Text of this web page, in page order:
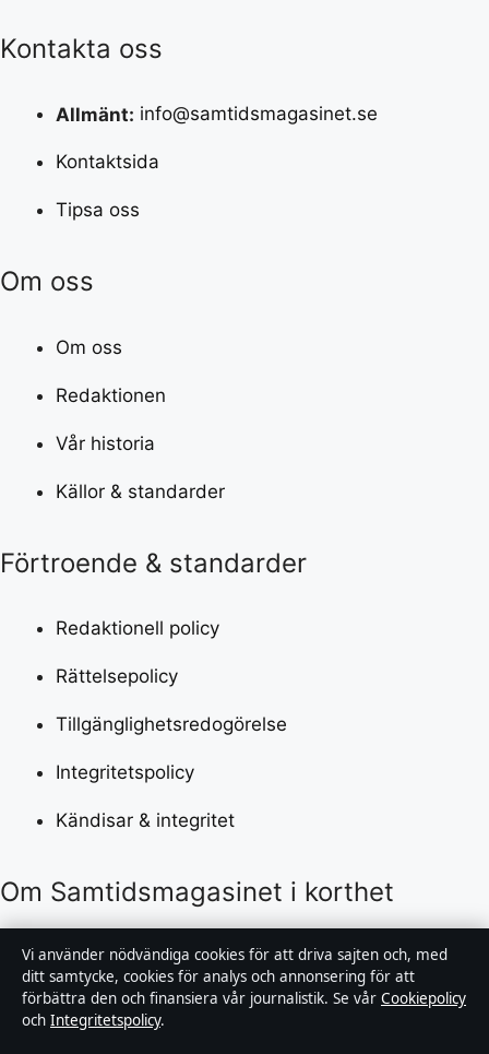
Kontakta oss
Allmänt: info@samtidsmagasinet.se
Kontaktsida
Tipsa oss
Om oss
Om oss
Redaktionen
Vår historia
Källor & standarder
Förtroende & standarder
Redaktionell policy
Rättelsepolicy
Tillgänglighetsredogörelse
Integritetspolicy
Kändisar & integritet
Om Samtidsmagasinet i korthet
Samtidsmagasinet är en oberoende svensk digital
nyhetssajt med fokus på film, tv, kultur och
nöjesnyheter. Varje artikel har en namngiven byline,
granskas av en redaktör och faktagranskas innan
Vi använder nödvändiga cookies för att driva sajten och, med
ditt samtycke, cookies för analys och annonsering för att
förbättra den och finansiera vår journalistik. Se vår Cookiepolicy
och Integritetspolicy.